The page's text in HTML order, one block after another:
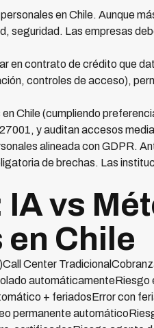
en Chile. Aunque
seguridad. Las empresas
en contrato de crédito que
controles de acceso),
Chile (cumpliendo
y auditan accesos
alineada con GDPR.
de brechas. Las
vs
Chile
Center
automáticamenteRiesgo
+ feriadosError con
permanente